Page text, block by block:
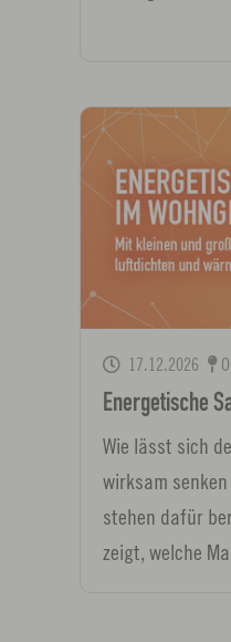
17.12.2026
Energetische
Wie lässt sich
wirksam
stehen dafür
zeigt, welche